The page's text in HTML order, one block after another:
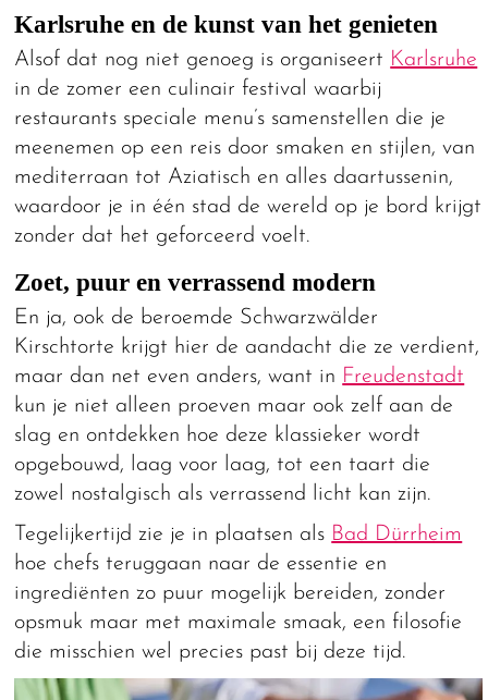
Karlsruhe en de kunst van het genieten
Alsof dat nog niet genoeg is organiseert Karlsruhe
in de zomer een culinair festival waarbij
restaurants speciale menu’s samenstellen die je
meenemen op een reis door smaken en stijlen, van
mediterraan tot Aziatisch en alles daartussenin,
waardoor je in één stad de wereld op je bord krijgt
zonder dat het geforceerd voelt.
Zoet, puur en verrassend modern
En ja, ook de beroemde Schwarzwälder
Kirschtorte krijgt hier de aandacht die ze verdient,
maar dan net even anders, want in Freudenstadt
kun je niet alleen proeven maar ook zelf aan de
slag en ontdekken hoe deze klassieker wordt
opgebouwd, laag voor laag, tot een taart die
zowel nostalgisch als verrassend licht kan zijn.
Tegelijkertijd zie je in plaatsen als Bad Dürrheim
hoe chefs teruggaan naar de essentie en
ingrediënten zo puur mogelijk bereiden, zonder
opsmuk maar met maximale smaak, een filosofie
die misschien wel precies past bij deze tijd.